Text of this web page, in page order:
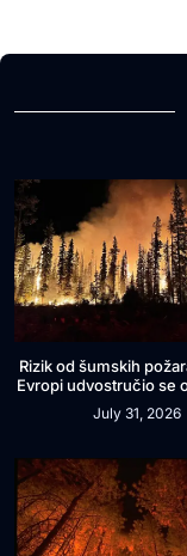
Rizik od šumskih
Evropi udvostručio se
July 31, 2026